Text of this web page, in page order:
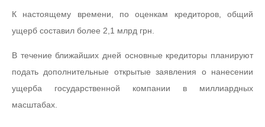
К настоящему времени, по оценкам кредиторов, общий
ущерб составил более 2,1 млрд грн.
В течение ближайших дней основные кредиторы планируют
подать дополнительные открытые заявления о нанесении
ущерба государственной компании в миллиардных
масштабах.